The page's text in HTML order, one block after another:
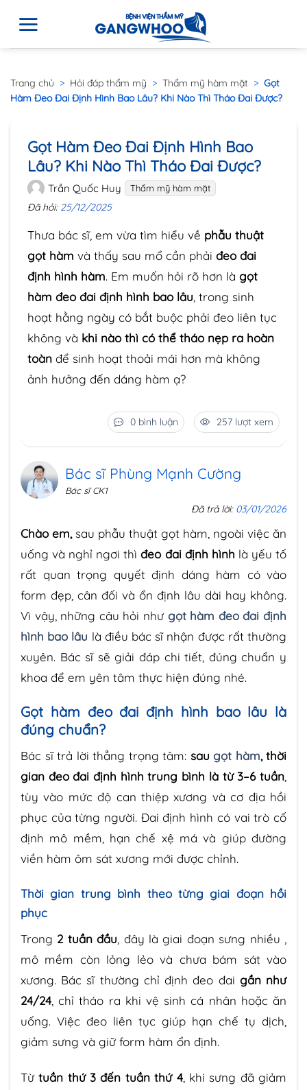
Trang chủ > Hỏi đáp thẩm mỹ > Thẩm mỹ hàm mặt > Gọt
Hàm Đeo Đai Định Hình Bao Lâu? Khi Nào Thì Tháo Đai Được?
Gọt Hàm Đeo Đai Định Hình Bao
Lâu? Khi Nào Thì Tháo Đai Được?
Trần Quốc Huy Thẩm mỹ hàm mặt
Đã hỏi: 25/12/2025
Thưa bác sĩ, em vừa tìm hiểu về phẫu thuật
gọt hàm và thấy sau mổ cần phải đeo đai
định hình hàm. Em muốn hỏi rõ hơn là gọt
hàm đeo đai định hình bao lâu , trong sinh
hoạt hằng ngày có bắt buộc phải đeo liên tục
không và khi nào thì có thể tháo nẹp ra hoàn
toàn để sinh hoạt thoải mái hơn mà không
ảnh hưởng đến dáng hàm ạ?
0 bình luận 257 lượt xem
Bác sĩ Phùng Mạnh Cường
Bác sĩ CK1
Đã trả lời: 03/01/2026
Chào em, sau phẫu thuật gọt hàm, ngoài việc ăn
uống và nghỉ ngơi thìđeo đai định hình là yếu tố
rất quan trọng quyết định dáng hàm có vào
form đẹp, cân đối và ổn định lâu dài hay không.
Vì vậy, những câu hỏi như gọt hàm đeo đai định
hình bao lâu là điều bác sĩ nhận được rất thường
xuyên. Bác sĩ sẽ giải đáp chi tiết, đúng chuẩn y
khoa để em yên tâm thực hiện đúng nhé.
Gọt hàm đeo đai định hình bao lâu là
đúng chuẩn?
Bác sĩ trả lời thẳng trọng tâm: sau gọt hàm, thời
gian đeo đai định hình trung bình là từ 3–6 tuần,
tùy vào mức độ can thiệp xương và cơ địa hồi
phục của từng người. Đai định hình có vai trò cố
định mô mềm, hạn chế xệ má và giúp đường
viền hàm ôm sát xương mới được chỉnh.
Thời gian trung bình theo từng giai đoạn hồi
phục
Trong 2 tuần đầu , đây là giai đoạn sưng nhiều ,
mô mềm còn lỏng lẻo và chưa bám sát vào
xương. Bác sĩ thường chỉ định đeo đai gần như
24/24 , chỉ tháo ra khi vệ sinh cá nhân hoặc ăn
uống. Việc đeo liên tục giúp hạn chế tụ dịch,
giảm sưng và giữ form hàm ổn định.
Từtuần thứ 3 đến tuần thứ 4, khi sưng đã giảm